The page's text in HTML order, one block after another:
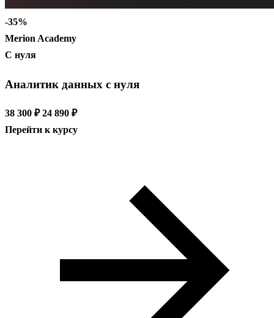
-35%
Merion Academy
С нуля
Аналитик данных с нуля
38 300 ₽ 24 890 ₽
Перейти к курсу